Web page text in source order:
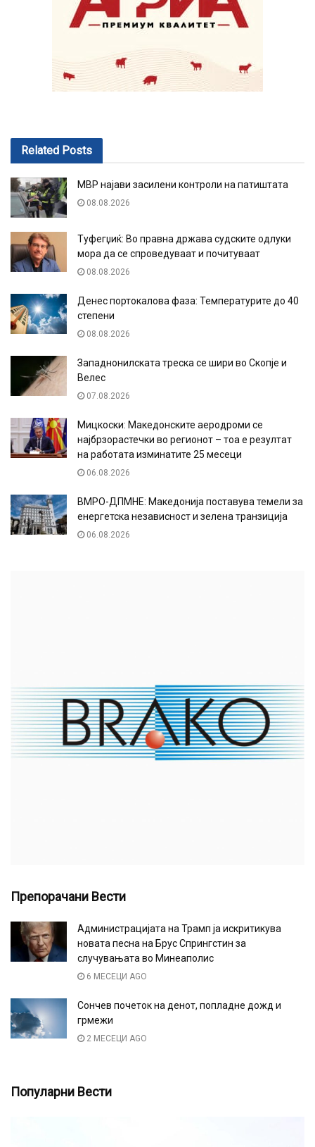
Related Posts
МВР најави засилени контроли на патиштата
08.08.2026
Туфегџиќ: Во правна држава судските одлуки
мора да се спроведуваат и почитуваат
08.08.2026
Денес портокалова фаза: Температурите до 40
степени
08.08.2026
Западнонилската треска се шири во Скопје и
Велес
07.08.2026
Мицкоски: Македонските аеродроми се
најбрзорастечки во регионот – тоа е резултат
на работата изминатите 25 месеци
06.08.2026
ВМРО-ДПМНЕ: Македонија поставува темели за
енергетска независност и зелена транзиција
06.08.2026
Препорачани Вести
Администрацијата на Трамп ја искритикува
новата песна на Брус Спрингстин за
случувањата во Минеаполис
6 МЕСЕЦИ AGO
Сончев почеток на денот, попладне дожд и
грмежи
2 МЕСЕЦИ AGO
Популарни Вести